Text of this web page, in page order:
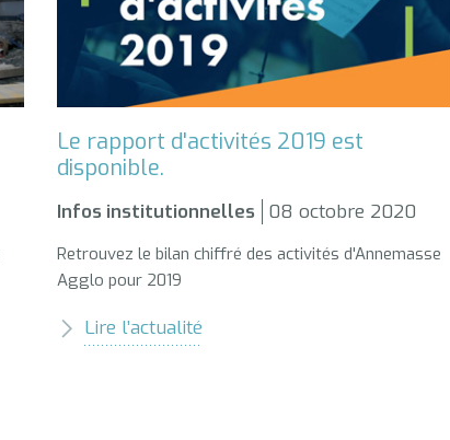
Le rapport d'activités 2019 est
disponible.
Infos institutionnelles 08 octobre 2020
Retrouvez le bilan chiffré des activités d'Annemasse
Agglo pour 2019
Lire l’actualité